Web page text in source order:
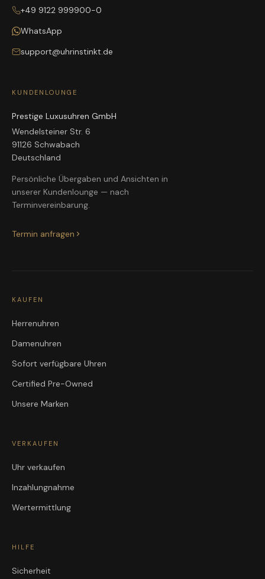
+49 9122 999900-0
WhatsApp
support@uhrinstinkt.de
KUNDENLOUNGE
Prestige Luxusuhren GmbH
Wendelsteiner Str. 6
91126 Schwabach
Deutschland
Persönliche Übergaben und Ansichten in
unserer Kundenlounge — nach
Terminvereinbarung.
Termin anfragen
KAUFEN
Herrenuhren
Damenuhren
Sofort verfügbare Uhren
Certified Pre-Owned
Unsere Marken
VERKAUFEN
Uhr verkaufen
Inzahlungnahme
Wertermittlung
HILFE
Sicherheit